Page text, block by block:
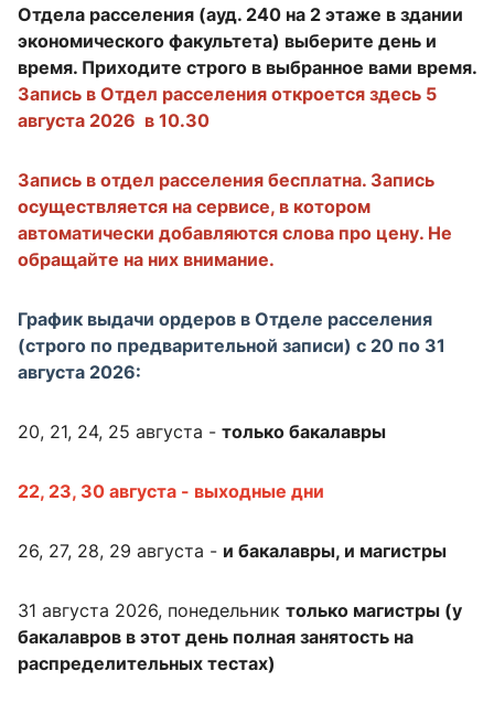
Отдела расселения (ауд. 240 на 2 этаже в здании
экономического факультета) выберите день и
время. Приходите строго в выбранное вами время.
Запись в Отдел расселения откроется здесь 5
августа 2026 в 10.30
Запись в отдел расселения бесплатна. Запись
осуществляется на сервисе, в котором
автоматически добавляются слова про цену. Не
обращайте на них внимание.
График выдачи ордеров в Отделе расселения
(строго по предварительной записи) с 20 по 31
августа 2026:
20, 21, 24, 25 августа - только бакалавры
22, 23, 30 августа - выходные дни
26, 27, 28, 29 августа - и бакалавры, и магистры
31 августа 2026, понедельник только магистры (у
бакалавров в этот день полная занятость на
распределительных тестах)